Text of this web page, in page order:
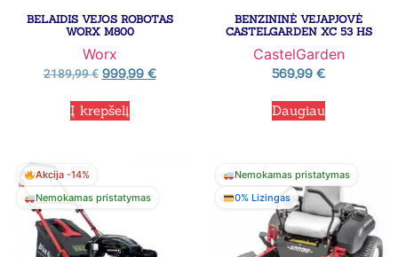
BELAIDIS VEJOS ROBOTAS
WORX M800
Worx
2189,99€ 999,99 €
Į krepšelį
BENZININĖ VEJAPJOVĖ
CASTELGARDEN XC 53 HS
CastelGarden
569,99 €
Daugiau
Akcija -14%
Nemokamas pristatymas
Nemokamas pristatymas
0% Lizingas